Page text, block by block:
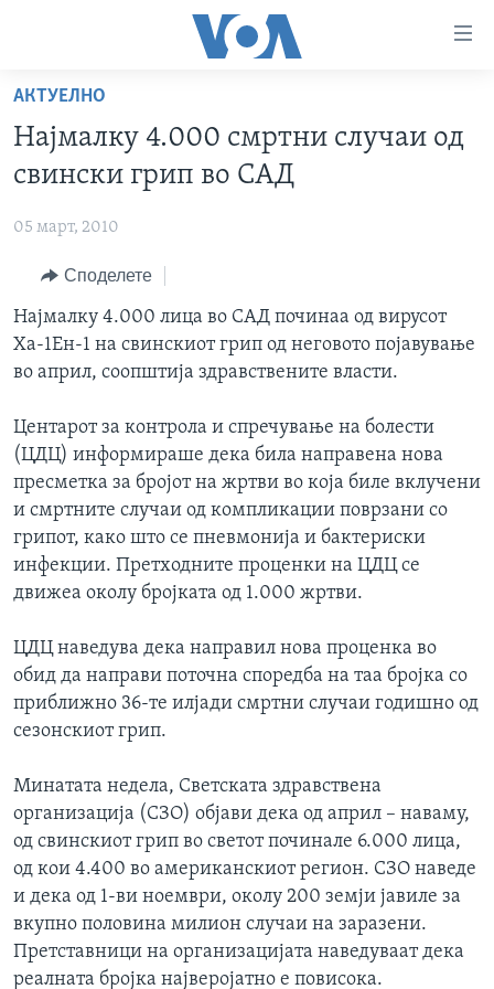
пристапност
Премини
на
главната
Премини
за
навигација
Пребарувај
РУБРИКИ
МАКЕДОНИЈА
СВЕТ
ЕКОНОМИЈА
НАУКА
УМЕТНОСТ И ЗАБАВА
ИНТЕРВЈУА
ФОТОГАЛЕРИИ
ДОКУМЕНТАРЦИ
АРХИВИРАНА ПРОГРАМА
NEWSFLASH - АРХИВА
ВЕСТИ ОД САД ВО МИНУТА - АРХИВА
ЗА НАС
Learning English
НАКУСО...
Јазици
АКТУЕЛНО
Најмалку 4.000 смртни случаи од
свински грип во САД
05 март, 2010
Споделете
Најмалку 4.000 лица во САД починаа од вирусот
Ха-1Ен-1 на свинскиот грип од неговото појавување
во април, соопштија здравствените власти.
Центарот за контрола и спречување на болести
(ЦДЦ) информираше дека била направена нова
пресметка за бројот на жртви во која биле вклучени
и смртните случаи од компликации поврзани со
грипот, како што се пневмонија и бактериски
инфекции. Претходните проценки на ЦДЦ се
движеа околу бројката од 1.000 жртви.
ЦДЦ наведува дека направил нова проценка во
обид да направи поточна споредба на таа бројка со
приближно 36-те илјади смртни случаи годишно од
сезонскиот грип.
Минатата недела, Светската здравствена
организација (СЗО) објави дека од април – наваму,
од свинскиот грип во светот починале 6.000 лица,
од кои 4.400 во американскиот регион. СЗО наведе
и дека од 1-ви ноември, околу 200 земји јавиле за
вкупно половина милион случаи на заразени.
Претставници на организацијата наведуваат дека
реалната бројка најверојатно е повисока.